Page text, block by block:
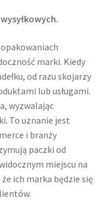
marki. Kiedy
od razu skojarzy
lub usługami.
wyzwalając
To uznanie jest
i branży
paczki od
miejscu na
ich marka będzie się